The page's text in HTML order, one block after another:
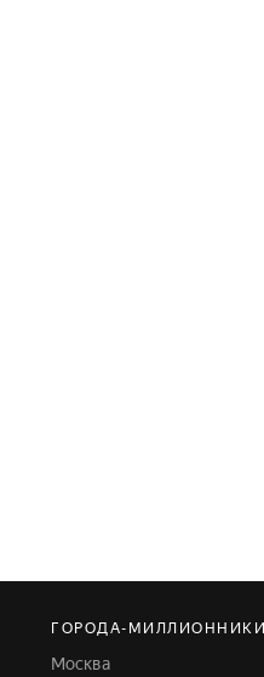
ГОРОДА-МИЛЛИОННИКИ
Москва